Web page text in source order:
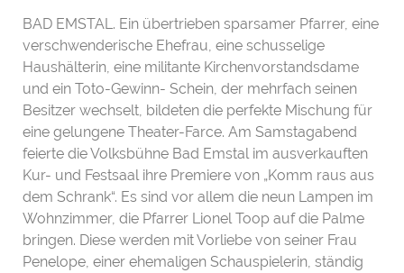
BAD EMSTAL. Ein übertrieben sparsamer Pfarrer, eine
verschwenderische Ehefrau, eine schusselige
Haushälterin, eine militante Kirchenvorstandsdame
und ein Toto-Gewinn- Schein, der mehrfach seinen
Besitzer wechselt, bildeten die perfekte Mischung für
eine gelungene Theater-Farce. Am Samstagabend
feierte die Volksbühne Bad Emstal im ausverkauften
Kur- und Festsaal ihre Premiere von „Komm raus aus
dem Schrank“. Es sind vor allem die neun Lampen im
Wohnzimmer, die Pfarrer Lionel Toop auf die Palme
bringen. Diese werden mit Vorliebe von seiner Frau
Penelope, einer ehemaligen Schauspielerin, ständig